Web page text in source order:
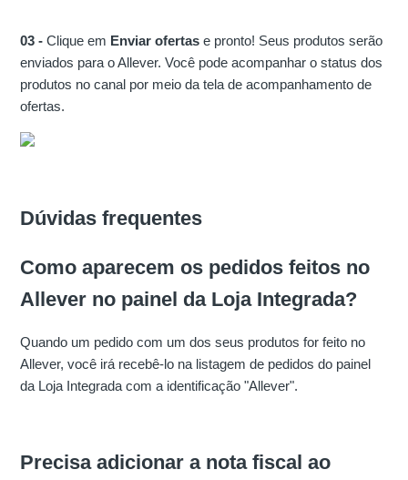
03 -Clique em Enviar ofertas e pronto! Seus produtos serão
enviados para o Allever. Você pode acompanhar o status dos
produtos no canal por meio da tela de acompanhamento de
ofertas.
Dúvidas frequentes
Como aparecem os pedidos feitos no
Allever no painel da Loja Integrada?
Quando um pedido com um dos seus produtos for feito no
Allever, você irá recebê-lo na listagem de pedidos do painel
da Loja Integrada com a identificação "Allever".
Precisa adicionar a nota fiscal ao